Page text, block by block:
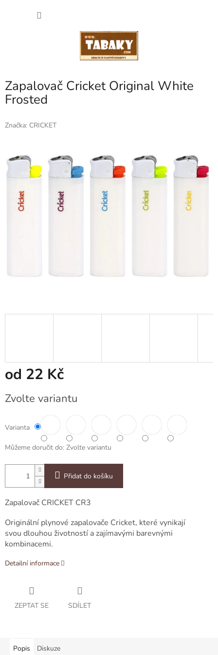
Zapalovač Cricket Original White
Frosted
Značka: CRICKET
od 22 Kč
cena:
Zvolte variantu
Varianta
Můžeme doručit do: Zvolte variantu
Přidat do košíku
Zapalovač CRICKET CR3
Originální plynové zapalovače Cricket, které vynikají
svou dlouhou životností a zajímavými barevnými
kombinacemi.
Detailní informace
ZEPTAT SE SDÍLET
Popis Diskuze